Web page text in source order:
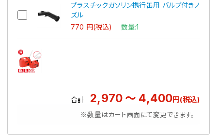
プラスチックガソリン携行缶用 バルブ付きノ
ズル
770 円(税込) 数量:1
合計 2,970 ～ 4,400円(税込)
※数量はカート画面にて変更できます。